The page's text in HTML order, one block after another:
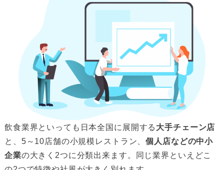
飲食業界といっても日本全国に展開する 大手チェーン店
と、5～10店舗の小規模レストラン、個人店などの中小
企業の大きく2つに分類出来ます。同じ業界といえどこ